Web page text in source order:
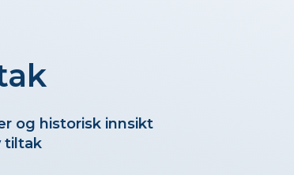
og historisk innsikt
tiltak